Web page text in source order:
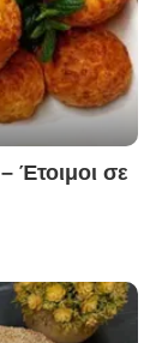
Έτοιμοι σε